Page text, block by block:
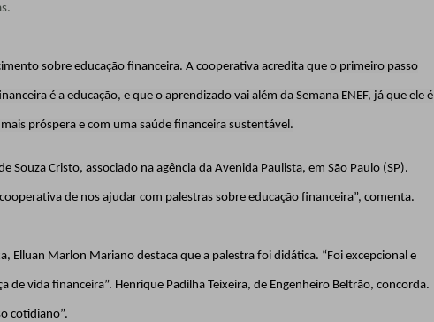
sobre educação financeira. A cooperativa acredita que o primeiro passo
é a educação, e que o aprendizado vai além da Semana ENEF, já que ele é
próspera e com uma saúde financeira sustentável.
Souza Cristo, associado na agência da Avenida Paulista, em São Paulo (SP).
de nos ajudar com palestras sobre educação financeira”, comenta.
Elluan Marlon Mariano destaca que a palestra foi didática. “Foi excepcional e
de vida financeira”. Henrique Padilha Teixeira, de Engenheiro Beltrão, concorda.
cotidiano”.